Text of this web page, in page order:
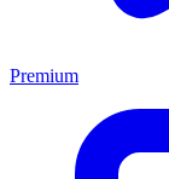
Premium